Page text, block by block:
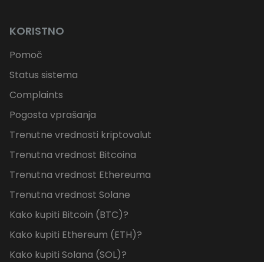
KORISTNO
Pomoč
Status sistema
Complaints
Pogosta vprašanja
Trenutne vrednosti kriptovalut
Trenutna vrednost Bitcoina
Trenutna vrednost Ethereuma
Trenutna vrednost Solane
Kako kupiti Bitcoin (BTC)?
Kako kupiti Ethereum (ETH)?
Kako kupiti Solana (SOL)?